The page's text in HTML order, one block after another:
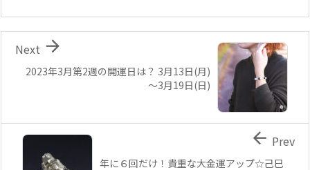
2023年3月第2週の開運日は？ 3月13日(月)
～3月19日(日)

Next
年に６回だけ！貴重な大金運アップ☆己巳
 Prev